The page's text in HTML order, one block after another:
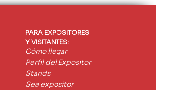
pionero de electrolinera
PARA EXPOSITORES
Y VISITANTES:
Cómo llegar
Perfil del Expositor
Stands
Sea expositor